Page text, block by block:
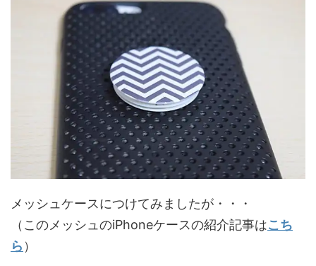
メッシュケースにつけてみましたが・・・
（このメッシュのiPhoneケースの紹介記事はこち
ら ）